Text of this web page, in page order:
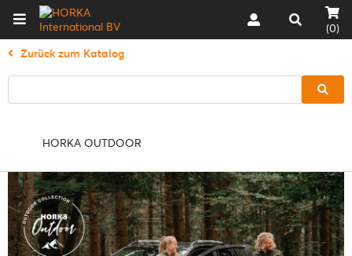
(0)
Zurück zum Katalog
HORKA OUTDOOR